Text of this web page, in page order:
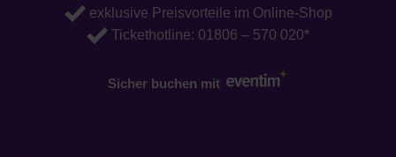
exklusive Preisvorteile im Online-Shop
Tickethotline: 01806 – 570 020*
Sicher buchen mit